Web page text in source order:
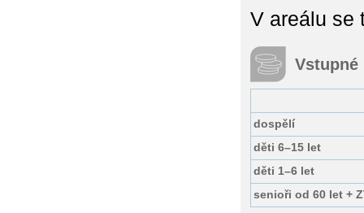
V areálu se
Vstupné
dospělí
děti 6–15 let
děti 1–6 let
senioři od 60 let +